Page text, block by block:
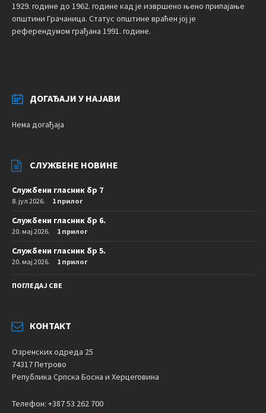
1929. године до 1962. године кад је извршено њено припајање
општини Грачаница. Статус општине враћен јој је
референдумом грађана 1991. године.
ДОГАЂАЈИ У НАЈАВИ
Нема догађаја
СЛУЖБЕНЕ НОВИНЕ
Службени гласник бр 7
8. јул 2026. 1 прилог
Службени гласник бр 6.
20. мај 2026. 1 прилог
Службени гласник бр 5.
20. мај 2026. 1 прилог
ПОГЛЕДАЈ СВЕ
КОНТАКТ
Озренских одреда 25
74317 Петрово
Република Српска Босна и Херцеговина
Телефон: +387 53 262 700